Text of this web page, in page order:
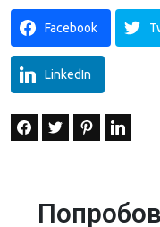
Facebook
LinkedIn